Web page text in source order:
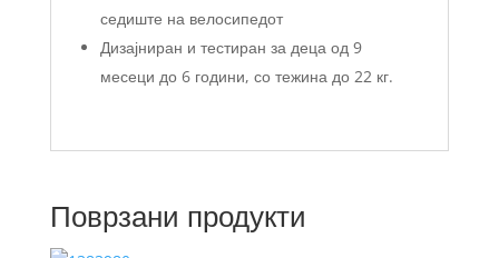
седиште на велосипедот
Дизајниран и тестиран за деца од 9
месеци до 6 години, со тежина до 22 кг.
Поврзани продукти